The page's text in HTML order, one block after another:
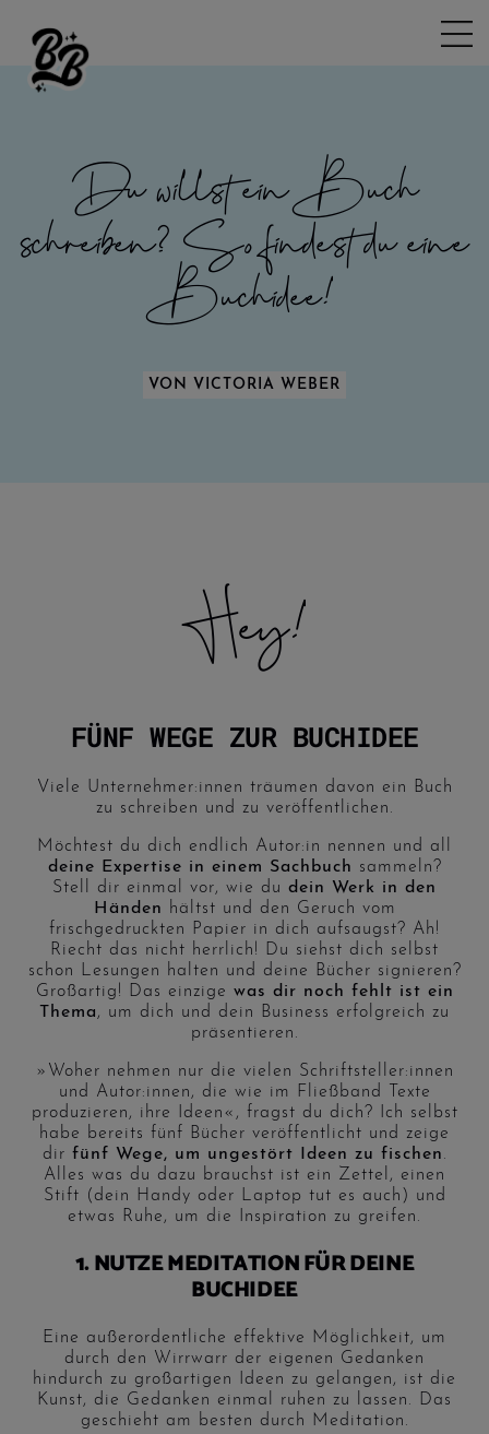
Du willst ein Buch
schreiben? So findest du eine
Buchidee!
VON VICTORIA WEBER
Hey!
FÜNF WEGE ZUR BUCHIDEE
Viele Unternehmer:innen träumen davon ein Buch
zu schreiben und zu veröffentlichen.
Möchtest du dich endlich Autor:in nennen und all
deine Expertise in einem Sachbuch sammeln?
Stell dir einmal vor, wie du dein Werk in den
Händen
hältst und den Geruch vom
frischgedruckten Papier in dich aufsaugst? Ah!
Riecht das nicht herrlich! Du siehst dich selbst
schon Lesungen halten und deine Bücher signieren?
Großartig! Das einzige was dir noch fehlt ist ein
Thema, um dich und dein Business erfolgreich zu
präsentieren.
»Woher nehmen nur die vielen Schriftsteller:innen
und Autor:innen, die wie im Fließband Texte
produzieren, ihre Ideen«, fragst du dich? Ich selbst
habe bereits fünf Bücher veröffentlicht und zeige
dir fünf Wege, um ungestört Ideen zu fischen.
Alles was du dazu brauchst ist ein Zettel, einen
Stift (dein Handy oder Laptop tut es auch) und
etwas Ruhe, um die Inspiration zu greifen.
1. NUTZE MEDITATION FÜR DEINE
BUCHIDEE
Eine außerordentliche effektive Möglichkeit, um
durch den Wirrwarr der eigenen Gedanken
hindurch zu großartigen Ideen zu gelangen, ist die
Kunst, die Gedanken einmal ruhen zu lassen. Das
geschieht am besten durch Meditation.